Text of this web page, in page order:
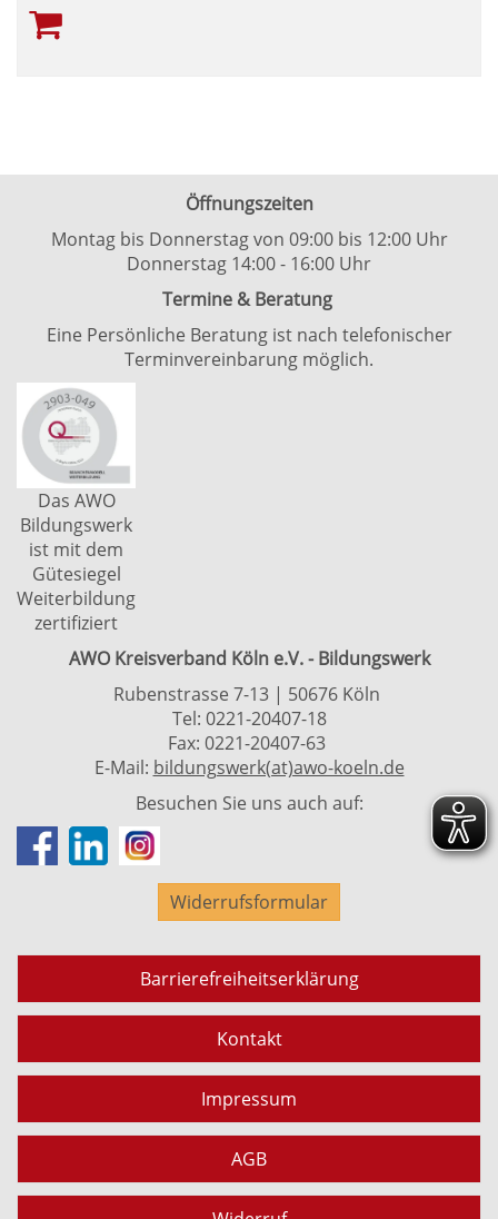
Öffnungszeiten
Montag bis Donnerstag von 09:00 bis 12:00 Uhr
Donnerstag 14:00 - 16:00 Uhr
Termine & Beratung
Eine Persönliche Beratung ist nach telefonischer
Terminvereinbarung möglich.
Das AWO
Bildungswerk
ist mit dem
Gütesiegel
Weiterbildung
zertifiziert
AWO Kreisverband Köln e.V. - Bildungswerk
Rubenstrasse 7-13 | 50676 Köln
Tel: 0221-20407-18
Fax: 0221-20407-63
E-Mail: bildungswerk(at)awo-koeln.de
Besuchen Sie uns auch auf:
Widerrufsformular
Barrierefreiheitserklärung
Kontakt
Impressum
AGB